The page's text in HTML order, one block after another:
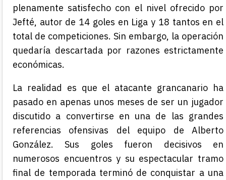
plenamente satisfecho con el nivel ofrecido por
Jefté, autor de 14 goles en Liga y 18 tantos en el
total de competiciones. Sin embargo, la operación
quedaría descartada por razones estrictamente
económicas.
La realidad es que el atacante grancanario ha
pasado en apenas unos meses de ser un jugador
discutido a convertirse en una de las grandes
referencias ofensivas del equipo de Alberto
González. Sus goles fueron decisivos en
numerosos encuentros y su espectacular tramo
final de temporada terminó de conquistar a una